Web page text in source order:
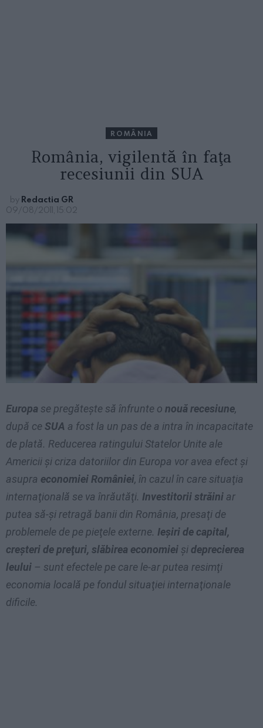
ROMÂNIA
România, vigilentă în faţa
recesiunii din SUA
by Redactia GR
09/08/2011, 15:02
Europa se pregăteşte să înfrunte o nouă recesiune,
după ce SUA a fost la un pas de a intra în incapacitate
de plată. Reducerea ratingului Statelor Unite ale
Americii şi criza datoriilor din Europa vor avea efect şi
asupra economiei României, în cazul în care situaţia
internaţională se va înrăutăţi. Investitorii străini ar
putea să-şi retragă banii din România, presaţi de
problemele de pe pieţele externe. Ieşiri de capital,
creşteri de preţuri, slăbirea economiei şi deprecierea
leului – sunt efectele pe care le-ar putea resimţi
economia locală pe fondul situaţiei internaţionale
dificile.